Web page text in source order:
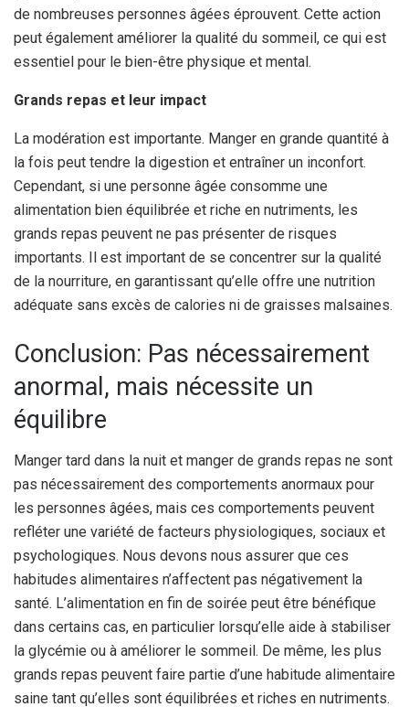
de nombreuses personnes âgées éprouvent. Cette action
peut également améliorer la qualité du sommeil, ce qui est
essentiel pour le bien-être physique et mental.
Grands repas et leur impact
La modération est importante. Manger en grande quantité à
la fois peut tendre la digestion et entraîner un inconfort.
Cependant, si une personne âgée consomme une
alimentation bien équilibrée et riche en nutriments, les
grands repas peuvent ne pas présenter de risques
importants. Il est important de se concentrer sur la qualité
de la nourriture, en garantissant qu’elle offre une nutrition
adéquate sans excès de calories ni de graisses malsaines.
Conclusion: Pas nécessairement
anormal, mais nécessite un
équilibre
Manger tard dans la nuit et manger de grands repas ne sont
pas nécessairement des comportements anormaux pour
les personnes âgées, mais ces comportements peuvent
refléter une variété de facteurs physiologiques, sociaux et
psychologiques. Nous devons nous assurer que ces
habitudes alimentaires n’affectent pas négativement la
santé. L’alimentation en fin de soirée peut être bénéfique
dans certains cas, en particulier lorsqu’elle aide à stabiliser
la glycémie ou à améliorer le sommeil. De même, les plus
grands repas peuvent faire partie d’une habitude alimentaire
saine tant qu’elles sont équilibrées et riches en nutriments.